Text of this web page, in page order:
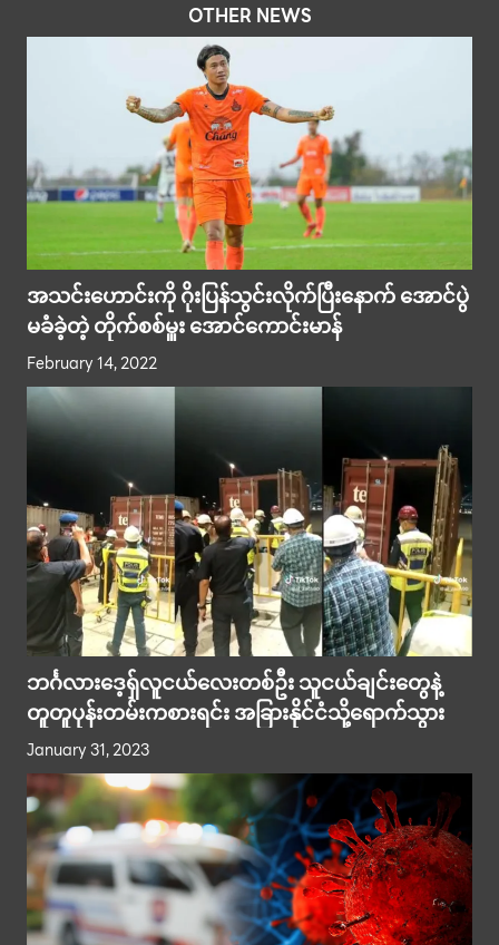
OTHER NEWS
အသင်းဟောင်းကို ဂိုးပြန်သွင်းလိုက်ပြီးနောက် အောင်ပွဲ
မခံခဲ့တဲ့ တိုက်စစ်မှူး အောင်ကောင်းမာန်
February 14, 2022
ဘင်္ဂလားဒေ့ရှ်လူငယ်လေးတစ်ဦး သူငယ်ချင်းတွေနဲ့
တူတူပုန်းတမ်းကစားရင်း အခြားနိုင်ငံသို့ရောက်သွား
January 31, 2023